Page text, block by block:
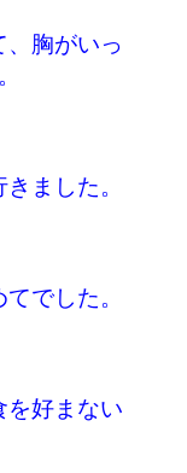
、胸がいっ
ました。
でした。
を好まない